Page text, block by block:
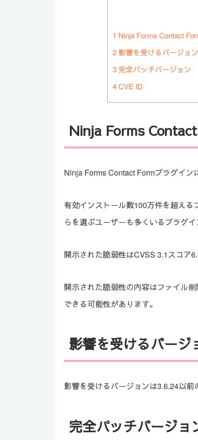
1 Ninja Forms Contact
2影響を受けるバージョン
3完全パッチバージョン
4CVE ID
Ninja Forms
Ninja Forms Contact Formプラグイン
有効インストール数100万件を超える
らを選ぶユーザーも多くいるプラグイ
開示された脆弱性はCVSS 3.1スコア
開示された脆弱性の内容はファイル
できる可能性があります。
影響を受けるバージ
影響を受けるバージョンは3.6.24以前
完全パッチバージョ